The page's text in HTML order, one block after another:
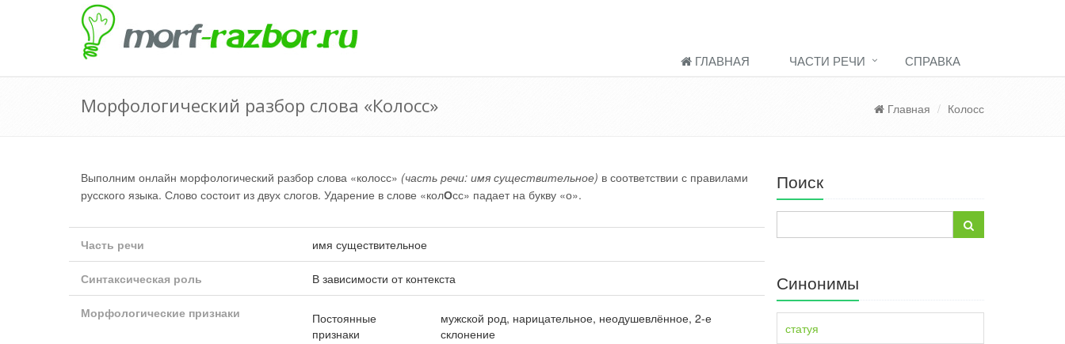
ГЛАВНАЯ ЧАСТИ РЕЧИ СПРАВКА
Морфологический разбор слова «Колосс» Главная Колосс
Выполним онлайн морфологический разбор слова «колосс» (часть речи: имя существительное) в соответствии с правилами
русского языка. Слово состоит из двух слогов. Ударение в слове «колОсс» падает на букву «о».
Часть речи имя существительное
Синтаксическая роль В зависимости от контекста
Морфологические признаки
Постоянные
признаки
мужской род, нарицательное, неодушевлённое, 2-е
склонение
Поиск
Синонимы
статуя